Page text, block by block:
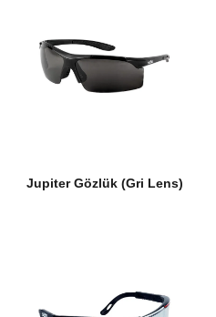
Jupiter Gözlük (Gri Lens)